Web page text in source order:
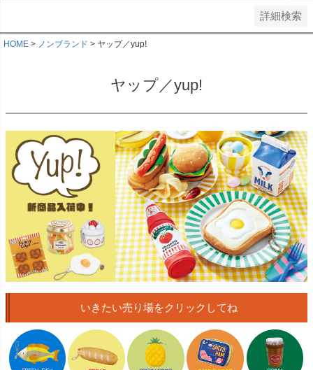
詳細検索
HOME ノンブランド ヤップ／yup!
ヤップ／yup!
いきたい売り場をクリックしてね